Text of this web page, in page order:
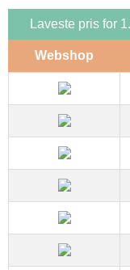
Laveste pris for
Webshop